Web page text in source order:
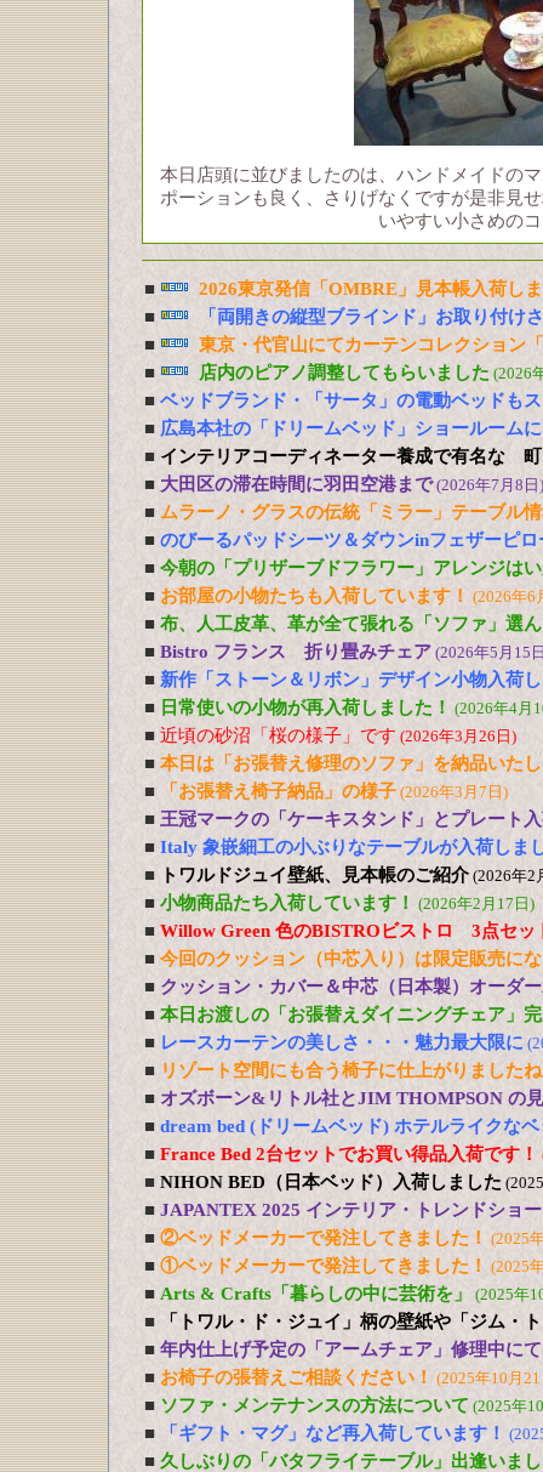
本日店頭に並びましたのは、ハンドメイドの
ポーションも良く、さりげなくですが是非見
いやすい小さめの
■
2026東京発信「OMBRE」見本帳入荷し
■
「両開きの縦型ブラインド」お取り付け
■
東京・代官山にてカーテンコレクション
■
店内のピアノ調整してもらいました (2026
■ ベッドブランド・「サータ」の電動ベッドも
■ 広島本社の「ドリームベッド」ショールーム
■ インテリアコーディネーター養成で有名な
■ 大田区の滞在時間に羽田空港まで(2026年7月8日)
■ ムラーノ・グラスの伝統「ミラー」テーブル
■ のびーるパッドシーツ＆ダウンinフェザーピ
■ 今朝の「プリザーブドフラワー」アレンジは
■ お部屋の小物たちも入荷しています！ (2026年6
■ 布、人工皮革、革が全て張れる「ソファ」選
■ Bistro フランス 折り畳みチェア (2026年5月15
■ 新作「ストーン＆リボン」デザイン小物入荷
■ 日常使いの小物が再入荷しました！ (2026年4月
■ 近頃の砂沼「桜の様子」です (2026年3月26日)
■ 本日は「お張替え修理のソファ」を納品いた
■
「お張替え椅子納品」の様子 (2026年3月7日)
■ 王冠マークの「ケーキスタンド」とプレート
■ Italy 象嵌細工の小ぶりなテーブルが入荷しま
■
トワルドジュイ壁紙、見本帳のご紹介 (2026年2
■ 小物商品たち入荷しています！ (2026年2月17日)
■ Willow Green 色のBISTROビストロ 3点セッ
■ 今回のクッション（中芯入り）は限定販売に
■ クッション・カバー＆中芯（日本製）オーダ
■ 本日お渡しの「お張替えダイニングチェア」
■ レースカーテンの美しさ・・・魅力最大限に
■ リゾート空間にも合う椅子に仕上がりましたね
■ オズボーン&リトル社とJIM THOMPSON の
■ dream bed (ドリームベッド) ホテルライクな
■ France Bed 2台セットでお買い得品入荷です！
■ NIHON BED（日本ベッド）入荷しました
■ JAPANTEX 2025 インテリア・トレンドショー
■ ②ベッドメーカーで発注してきました！ (2025
■ ①ベッドメーカーで発注してきました！ (2025
■ Arts & Crafts「暮らしの中に芸術を」 (2025年
■
「トワル・ド・ジュイ」柄の壁紙や「ジム・
■ 年内仕上げ予定の「アームチェア」修理中にて
■ お椅子の張替えご相談ください！ (2025年10月
■ ソファ・メンテナンスの方法について (2025年
■ 「ギフト・マグ」など再入荷しています！
■ 久しぶりの「バタフライテーブル」出逢いま